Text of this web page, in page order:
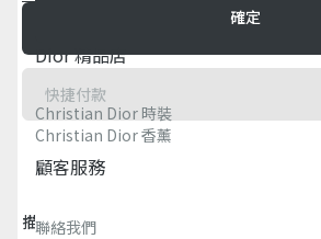
添加至購物籃$24,000.00
快捷付款
描述 尺寸及剪裁
確定
Dior 精品店
Christian Dior 時裝
Christian Dior 香薰​
顧客服務
聯絡我們